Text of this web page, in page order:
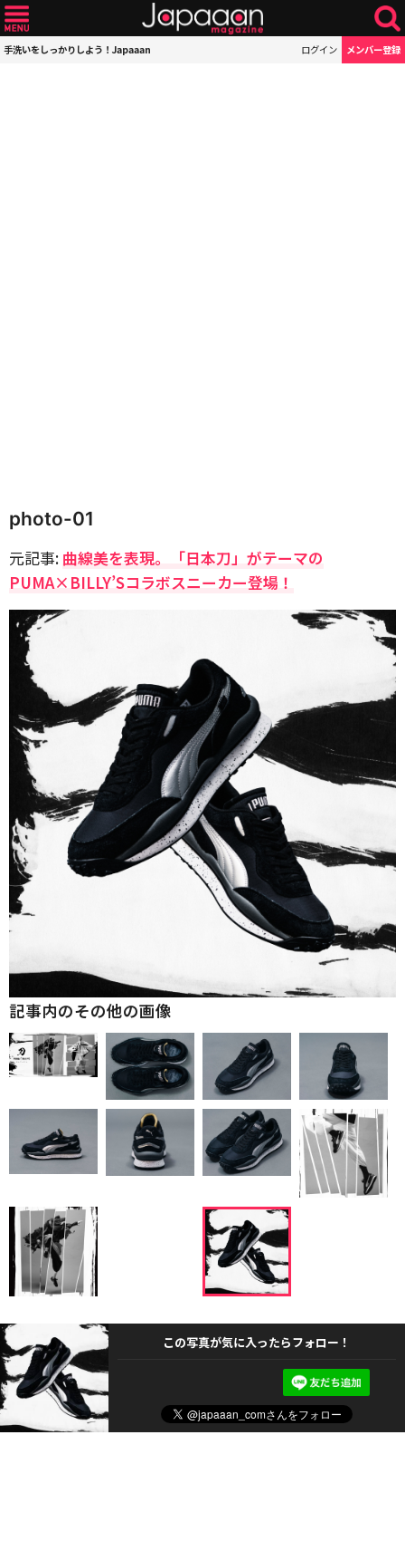
手洗いをしっかりしよう！Japaaan ログイン メンバー登録
photo-01
元記事: 曲線美を表現。「日本刀」がテーマの
PUMA×BILLY’Sコラボスニーカー登場！
記事内のその他の画像
この写真が気に入ったらフォロー！